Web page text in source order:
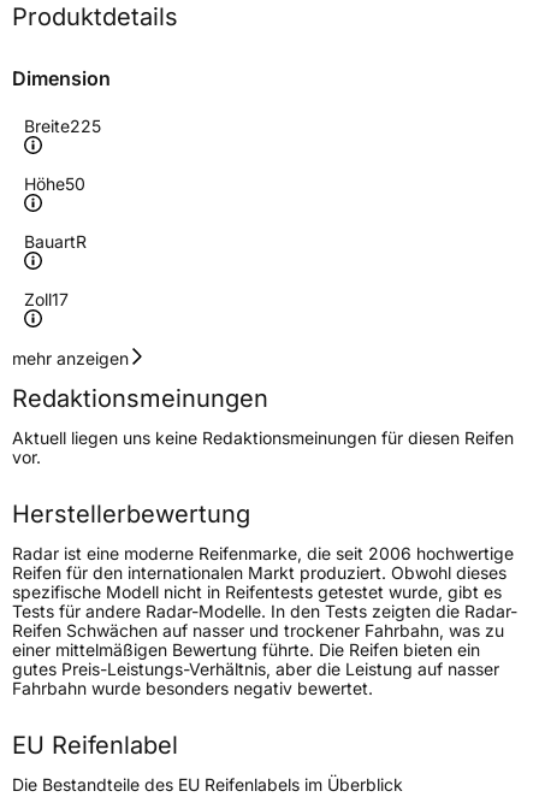
Produktdetails
Dimension
Breite225
Höhe50
BauartR
Zoll17
Geschwindigkeitsindex
Höchstgeschwindigkeit
300 km/h
Lastindex98
Höchstlast750 kg
Gewicht (in kg)
10,70 kg
Generelle Merkmale
FahrzeugtypPKW
VerwendungGanzjahresreifen
FahrzeugartPKW & SUV
mehr anzeigen
Redaktionsmeinungen
Aktuell liegen uns keine Redaktionsmeinungen für diesen Reifen
vor.
Herstellerbewertung
Radar ist eine moderne Reifenmarke, die seit 2006 hochwertige
Reifen für den internationalen Markt produziert. Obwohl dieses
spezifische Modell nicht in Reifentests getestet wurde, gibt es
Tests für andere Radar-Modelle. In den Tests zeigten die Radar-
Reifen Schwächen auf nasser und trockener Fahrbahn, was zu
einer mittelmäßigen Bewertung führte. Die Reifen bieten ein
gutes Preis-Leistungs-Verhältnis, aber die Leistung auf nasser
Fahrbahn wurde besonders negativ bewertet.
EU Reifenlabel
Die Bestandteile des EU Reifenlabels im Überblick